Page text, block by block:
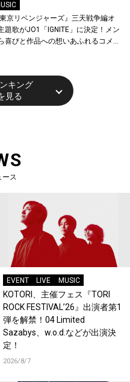
京リベンジャーズ』三天戦争編オ
題歌がJO1「IGNITE」に決定！メン
喜びと作品への想いあふれるコメン
に東京・大阪で先行上映会を開
キング
見る
ース
EVENT LIVE MUSIC
KOTORI、主催フェス『TORI
ROCK FESTIVAL’26』出演者第1
弾を解禁！04 Limited
Sazabys、w.o.d.などが出演決
定！
2026/8/7